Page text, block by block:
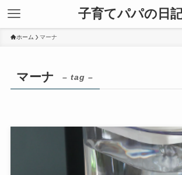
子育てパパの日
ホーム マーナ
マーナ – tag –